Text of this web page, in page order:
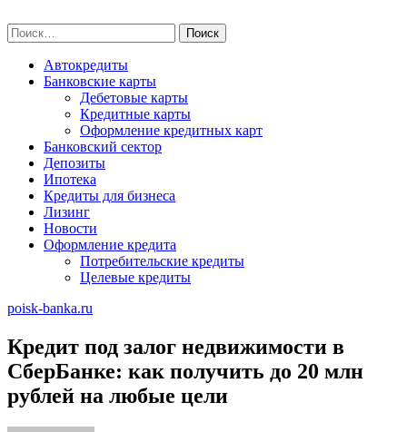
to
content
Найти:
Автокредиты
Банковские карты
Дебетовые карты
Кредитные карты
Оформление кредитных карт
Банковский сектор
Депозиты
Ипотека
Кредиты для бизнеса
Лизинг
Новости
Оформление кредита
Потребительские кредиты
Целевые кредиты
poisk-banka.ru
Кредит под залог недвижимости в
СберБанке: как получить до 20 млн
рублей на любые цели